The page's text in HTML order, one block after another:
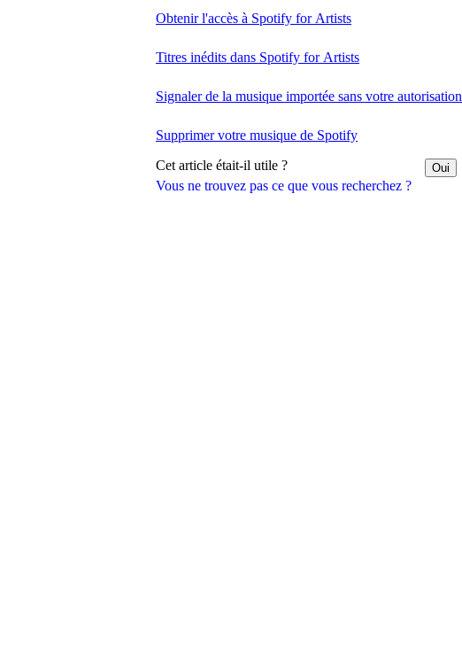
Vous ne trouvez pas ce que vous recherchez ?
Obtenir l'accès à Spotify for Artists
Titres inédits dans Spotify for Artists
Signaler de la musique importée sans votre autorisation
Supprimer votre musique de Spotify
Cet article était-il utile ? Oui